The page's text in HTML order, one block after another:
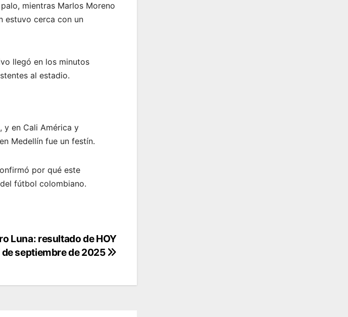
mientras Marlos Moreno
estuvo cerca con un
llegó en los minutos
al estadio.
y en Cali América y
Medellín fue un festín.
por qué este
fútbol colombiano.
Luna: resultado de HOY
septiembre de 2025